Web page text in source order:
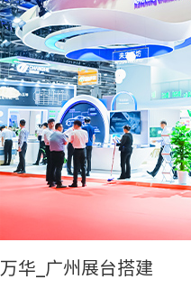
万华_广州展台搭建